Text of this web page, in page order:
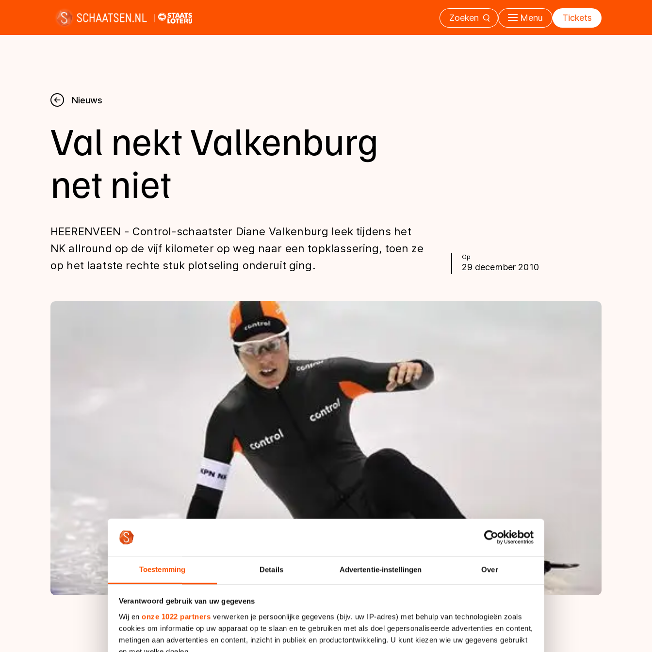
Toestemming Details Advertentie-instellingen Over
Verantwoord gebruik van uw gegevens
Wij en onze 1022 partners verwerken je persoonlijke gegevens (bijv. uw IP-adres) met behulp van technologieën zoals
cookies om informatie op uw apparaat op te slaan en te gebruiken met als doel gepersonaliseerde advertenties en content,
metingen aan advertenties en content, inzicht in publiek en productontwikkeling. U kunt kiezen wie uw gegevens gebruikt
Zoeken Menu Tickets
Nieuws
Kalender
Disciplines
Uitslagen
Tijden & historie
De weg op
Schaatsfans
Olympische Spelen
Nieuws
Op
29 december 2010
Val nekt Valkenburg
net niet
HEERENVEEN - Control-schaatster Diane Valkenburg leek tijdens het
NK allround op de vijf kilometer op weg naar een topklassering, toen ze
op het laatste rechte stuk plotseling onderuit ging.
Met een gezicht vol verbijstering gleed ze langs haar coach Jac Orie die haar iets